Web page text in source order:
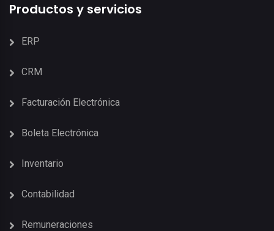
Productos y servicios
ERP
CRM
Facturación Electrónica
Boleta Electrónica
Inventario
Contabilidad
Remuneraciones